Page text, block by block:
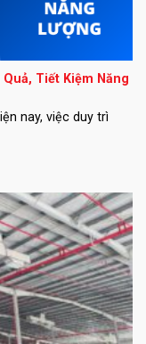
Tiết Kiệm Năng
nay, việc duy trì